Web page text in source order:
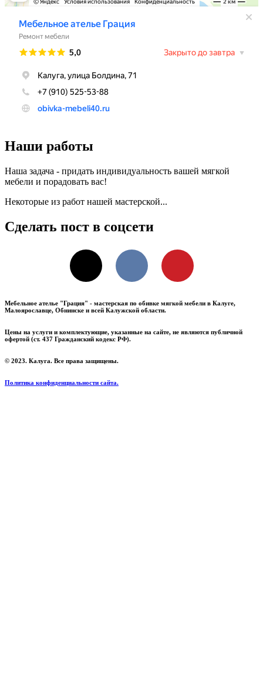
Наши работы
Наша задача - придать индивидуальность вашей мягкой
мебели и порадовать вас!
Некоторые из работ нашей мастерской...
Сделать пост в соцсети
VKontakte
Мебельное ателье "Грация" - мастерская по обивке мягкой мебели в Калуге,
Малоярославце, Обнинске и всей Калужской области.
Цены на услуги и комплектующие, указанные на сайте, не являются публичной
офертой (ст. 437 Гражданский кодекс РФ).
© 2023. Калуга. Все права защищены.
Политика конфиденциальности сайта.